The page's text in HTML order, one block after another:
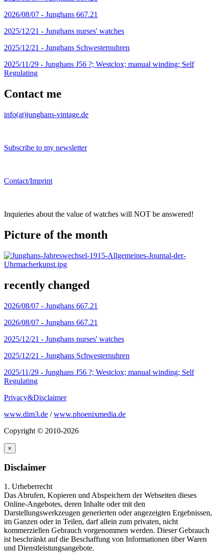
2026/08/07 - Junghans 667.21
2025/12/21 - Junghans nurses' watches
2025/12/21 - Junghans Schwesternuhren
2025/11/29 - Junghans J56 ?; Westclox; manual winding; Self
Regulating
Contact me
info(at)junghans-vintage.de
Subscribe to my newsletter
Contact/Imprint
Inquieries about the value of watches will NOT be answered!
Picture of the month
recently changed
2026/08/07 - Junghans 667.21
2026/08/07 - Junghans 667.21
2025/12/21 - Junghans nurses' watches
2025/12/21 - Junghans Schwesternuhren
2025/11/29 - Junghans J56 ?; Westclox; manual winding; Self
Regulating
Privacy&Disclaimer
www.dim3.de /www.phoenixmedia.de
Copyright © 2010-2026
×
Disclaimer
1. Urheberrecht
Das Abrufen, Kopieren und Abspeichern der Webseiten dieses
Online-Angebotes, deren Inhalte oder mit den
Darstellungswerkzeugen generierten oder angezeigten Ergebnissen,
im Ganzen oder in Teilen, darf allein zum privaten, nicht
kommerziellen Gebrauch vorgenommen werden. Dieser Gebrauch
ist beschränkt auf die Beschaffung von Informationen über Waren
und Dienstleistungsangebote.